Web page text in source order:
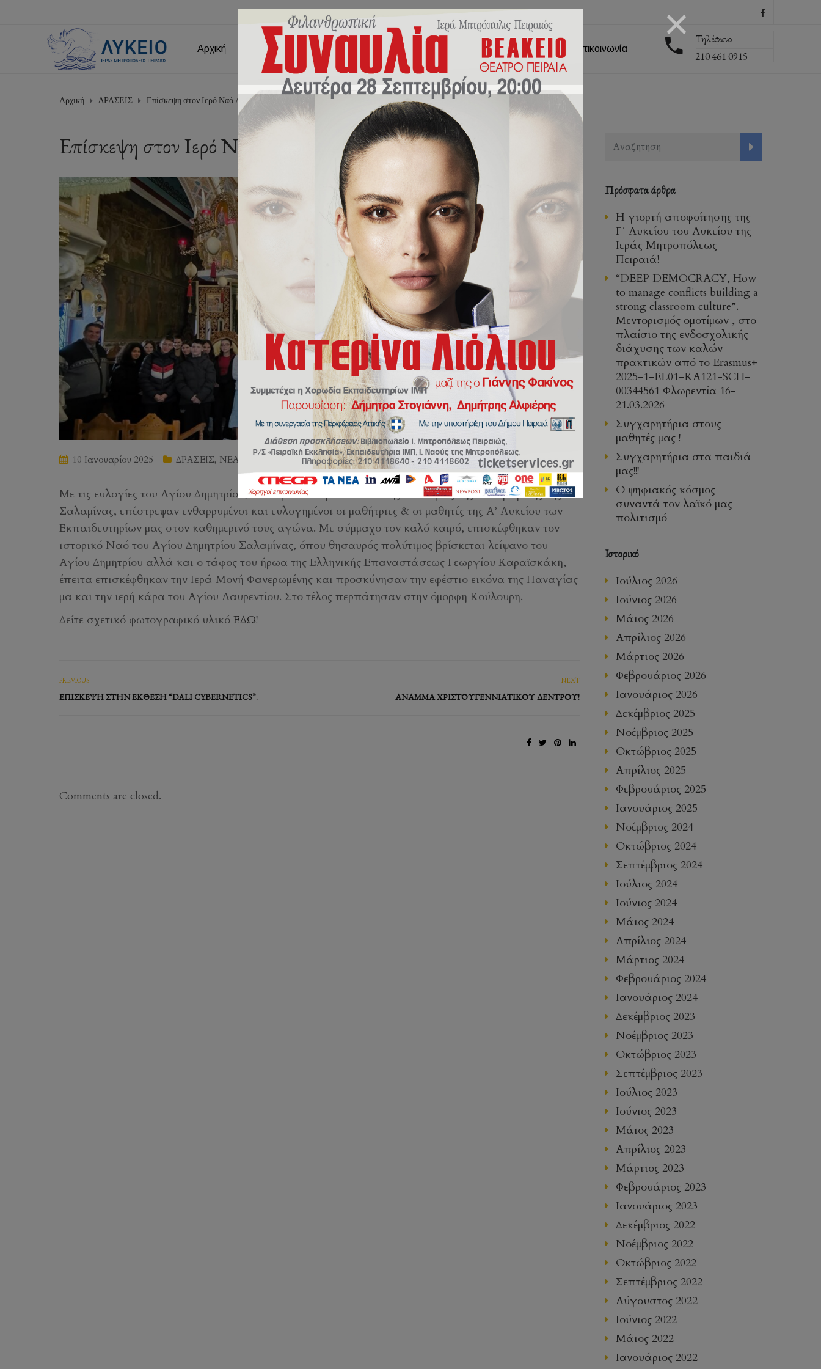
Αρχική Εκπαιδευτικό Πρόγραμμα Νέα/Δράσεις Επικοινωνία
Τηλέφωνο
210 461 0915
Αρχική ΔΡΑΣΕΙΣ Επίσκεψη στον Ιερό Ναό Αγίου Δημητρίου Σαλαμίνας!
Επίσκεψη στον Ιερό Ναό Αγίου Δημητρίου Σαλαμίνας!
10 Ιανουαρίου 2025 ΔΡΑΣΕΙΣ, ΝΕΑ johnklon
Με τις ευλογίες του Αγίου Δημητρίου, του Αγίου Λαυρεντίου και της Παναγίας της Φανερωμένης της
Σαλαμίνας, επέστρεψαν ενθαρρυμένοι και ευλογημένοι οι μαθήτριες & οι μαθητές της Α’ Λυκείου των
Εκπαιδευτηρίων μας στον καθημερινό τους αγώνα. Με σύμμαχο τον καλό καιρό, επισκέφθηκαν τον
ιστορικό Ναό του Αγίου Δημητρίου Σαλαμίνας, όπου θησαυρός πολύτιμος βρίσκεται λείψανο του
Αγίου Δημητρίου αλλά και ο τάφος του ήρωα της Ελληνικής Επαναστάσεως Γεωργίου Καραϊσκάκη,
έπειτα επισκέφθηκαν την Ιερά Μονή Φανερωμένης και προσκύνησαν την εφέστιο εικόνα της Παναγίας
μα και την ιερή κάρα του Αγίου Λαυρεντίου. Στο τέλος περπάτησαν στην όμορφη Κούλουρη.
Δείτε σχετικό φωτογραφικό υλικό ΕΔΩ!
PREVIOUS
ΕΠΊΣΚΕΨΗ ΣΤΗΝ ΈΚΘΕΣΗ “DALI CYBERNETICS”.
NEXT
ΆΝΑΜΜΑ ΧΡΙΣΤΟΥΓΕΝΝΙΆΤΙΚΟΥ ΔΈΝΤΡΟΥ!
Comments are closed.
Πρόσφατα άρθρα
Η γιορτή αποφοίτησης της
Γ΄ Λυκείου του Λυκείου της
Ιεράς Μητροπόλεως
Πειραιά!
“DEEP DEMOCRACY, How
to manage conflicts building a
strong classroom culture”.
Μεντορισμός ομοτίμων , στο
πλαίσιο της ενδοσχολικής
διάχυσης των καλών
πρακτικών από το Erasmus+
2025-1-EL01-KA121-SCH-
00344561 Φλωρεντία 16-
21.03.2026
Συγχαρητήρια στους
μαθητές μας !
Συγχαρητήρια στα παιδιά
μας!!!
Ο ψηφιακός κόσμος
συναντά τον λαϊκό μας
πολιτισμό
Ιστορικό
Ιούλιος 2026
Ιούνιος 2026
Μάιος 2026
Απρίλιος 2026
Μάρτιος 2026
Φεβρουάριος 2026
Ιανουάριος 2026
Δεκέμβριος 2025
Νοέμβριος 2025
Οκτώβριος 2025
Απρίλιος 2025
Φεβρουάριος 2025
Ιανουάριος 2025
Νοέμβριος 2024
Οκτώβριος 2024
Σεπτέμβριος 2024
Ιούλιος 2024
Ιούνιος 2024
Μάιος 2024
Απρίλιος 2024
Μάρτιος 2024
Φεβρουάριος 2024
Ιανουάριος 2024
Δεκέμβριος 2023
Νοέμβριος 2023
Οκτώβριος 2023
Σεπτέμβριος 2023
Ιούλιος 2023
Ιούνιος 2023
Μάιος 2023
Απρίλιος 2023
Μάρτιος 2023
Φεβρουάριος 2023
Ιανουάριος 2023
Δεκέμβριος 2022
Νοέμβριος 2022
Οκτώβριος 2022
Σεπτέμβριος 2022
Αύγουστος 2022
Ιούνιος 2022
Μάιος 2022
Ιανουάριος 2022